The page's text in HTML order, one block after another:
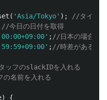
( 'Asia/Tokyo' );
//タイムゾ
//今日の日付を取得
; //日本の場合
; //時差がある場
ッフのslackIDを入れる
名前を入れる
) {